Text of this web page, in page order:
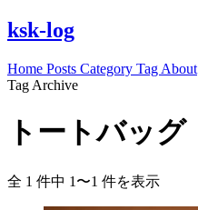
ksk-log
Home Posts Category Tag About
Tag Archive
トートバッグ
全 1 件中 1〜1 件を表示